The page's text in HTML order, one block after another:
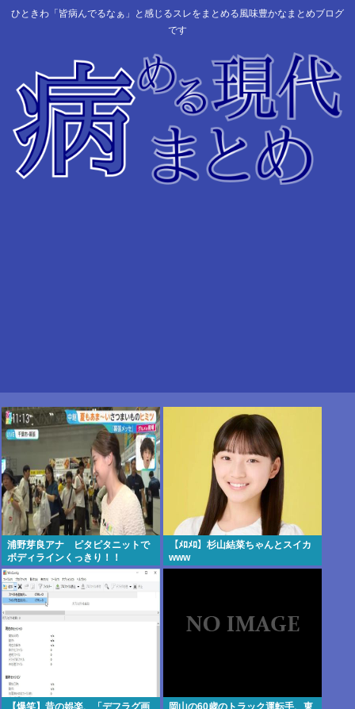
ひときわ「皆病んでるなぁ」と感じるスレをまとめる風味豊かなまとめブログ
です
浦野芽良アナ ピタピタニットで
ボディラインくっきり！！
【ﾒﾛﾒﾛ】杉山結菜ちゃんとスイカ
www
【爆笑】昔の娯楽、「デフラグ画
岡山の60歳のトラック運転手、東